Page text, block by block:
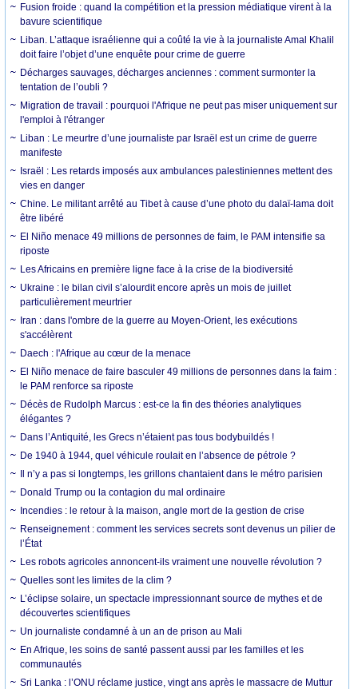
Fusion froide : quand la compétition et la pression médiatique virent à la
bavure scientifique
Liban. L’attaque israélienne qui a coûté la vie à la journaliste Amal Khalil
doit faire l’objet d’une enquête pour crime de guerre
Décharges sauvages, décharges anciennes : comment surmonter la
tentation de l’oubli ?
Migration de travail : pourquoi l'Afrique ne peut pas miser uniquement sur
l'emploi à l'étranger
Liban : Le meurtre d’une journaliste par Israël est un crime de guerre
manifeste
Israël : Les retards imposés aux ambulances palestiniennes mettent des
vies en danger
Chine. Le militant arrêté au Tibet à cause d’une photo du dalaï-lama doit
être libéré
El Niño menace 49 millions de personnes de faim, le PAM intensifie sa
riposte
Les Africains en première ligne face à la crise de la biodiversité
Ukraine : le bilan civil s’alourdit encore après un mois de juillet
particulièrement meurtrier
Iran : dans l'ombre de la guerre au Moyen-Orient, les exécutions
s'accélèrent
Daech : l'Afrique au cœur de la menace
El Niño menace de faire basculer 49 millions de personnes dans la faim :
le PAM renforce sa riposte
Décès de Rudolph Marcus : est-ce la fin des théories analytiques
élégantes ?
Dans l’Antiquité, les Grecs n’étaient pas tous bodybuildés !
De 1940 à 1944, quel véhicule roulait en l’absence de pétrole ?
Il n’y a pas si longtemps, les grillons chantaient dans le métro parisien
Donald Trump ou la contagion du mal ordinaire
Incendies : le retour à la maison, angle mort de la gestion de crise
Renseignement : comment les services secrets sont devenus un pilier de
l’État
Les robots agricoles annoncent-ils vraiment une nouvelle révolution ?
Quelles sont les limites de la clim ?
L’éclipse solaire, un spectacle impressionnant source de mythes et de
découvertes scientifiques
Un journaliste condamné à un an de prison au Mali
En Afrique, les soins de santé passent aussi par les familles et les
communautés
Sri Lanka : l’ONU réclame justice, vingt ans après le massacre de Muttur